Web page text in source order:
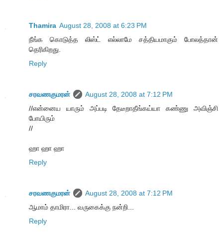
Thamira August 28, 2008 at 6:23 PM
நீங்க கொடுத்த லிஸ்ட் எல்லாமே சத்தியமாகும் போலத்தான்
தெரிகிறது.
Reply
சரவணகுமரன்
August 28, 2008 at 7:12 PM
//என்னைய யாரும் அப்படி தேடீறாதீங்கய்யா கண்ணு அவிஞ்சி
போயிரும்
//
ஹா ஹா ஹா
Reply
சரவணகுமரன்
August 28, 2008 at 7:12 PM
ஆமாம் தாமிரா... வருகைக்கு நன்றி...
Reply